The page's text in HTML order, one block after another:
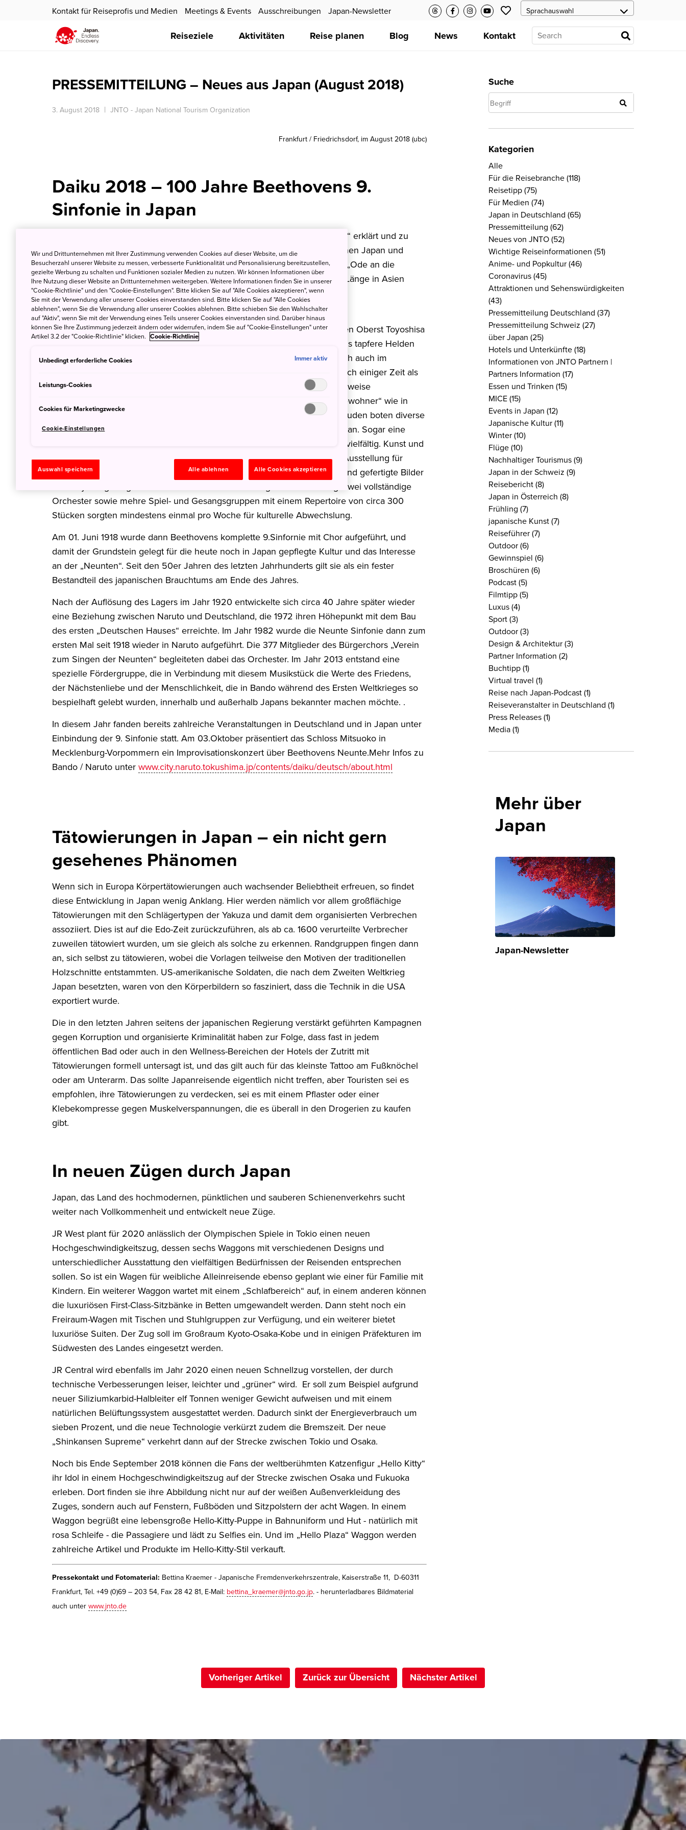
Kontakt für Reiseprofis und Medien Meetings & Events Ausschreibungen Japan-Newsletter
Reiseziele Aktivitäten Reise planen Blog News Kontakt
PRESSEMITTEILUNG – Neues aus Japan (August 2018)
3. August 2018 JNTO - Japan National Tourism Organization
Frankfurt / Friedrichsdorf, im August 2018 (ubc)
Daiku 2018 – 100 Jahre Beethovens 9.
Sinfonie in Japan
Das japanische Außenministerium hat das laufende Jahr zum „Daiku 2018“ erklärt und zu
einem Jahr des bilaterale Austauschs mittels der „Neunten“ (Daiku) zwischen Japan und
Deutschland bestimmt. Damit wird an die Erstaufführung von Beethovens „Ode an die
Freude“ im Jahr 1918 erinnert, als diese Sinfonie zum ersten Mal in voller Länge in Asien
gespielt wurde, und zwar von deutschen Insassen in einem japanischen
Kriegsgefangenenlager.
Das Lager Bando in Naruto stand unter der Leitung des außergewöhnlichen Oberst Toyoshisa
Matsue, der den Gefangenen mit großem Respekt begegnete, da er sie als tapfere Helden
im Kampf für ihr Heimatland betrachtete. Matsues Einstellung spiegelte sich auch im
Verhalten der einheimischen Bevölkerung wider, die die Lagerinsassen nach einiger Zeit als
die „Herren Deutschen“ titulierten, die den japanischen Kindern sogar teilweise
Deutschunterricht erteilten. In Bando lebten die circa 1.000 deutschen „Bewohner“ wie in
einer eigenen Gemeinde. In einem kleinen Geschäftsviertel mit circa 80 Buden boten diverse
Handwerksbetriebe sowie eine Konditorei und Schlachterei ihre Produkte an. Sogar eine
Lagerzeitung erschien jeden Sonntag, und das Sportangebot war äußerst vielfältig. Kunst und
Kultur spielten ebenfalls eine wichtige Rolle. So fand beispielsweise eine Ausstellung für
Bildkunst und Handwerk statt, in der insgesamt über 550 selbst gemalte und gefertigte Bilder
und Objekte gezeigt wurden. Und die Musik war von großer Bedeutung: zwei vollständige
Orchester sowie mehre Spiel- und Gesangsgruppen mit einem Repertoire von circa 300
Stücken sorgten mindestens einmal pro Woche für kulturelle Abwechslung.
Am 01. Juni 1918 wurde dann Beethovens komplette 9.Sinfornie mit Chor aufgeführt, und
damit der Grundstein gelegt für die heute noch in Japan gepflegte Kultur und das Interesse
an der „Neunten“. Seit den 50er Jahren des letzten Jahrhunderts gilt sie als ein fester
Bestandteil des japanischen Brauchtums am Ende des Jahres.
Nach der Auflösung des Lagers im Jahr 1920 entwickelte sich circa 40 Jahre später wieder
eine Beziehung zwischen Naruto und Deutschland, die 1972 ihren Höhepunkt mit dem Bau
des ersten „Deutschen Hauses“ erreichte. Im Jahr 1982 wurde die Neunte Sinfonie dann zum
ersten Mal seit 1918 wieder in Naruto aufgeführt. Die 377 Mitglieder des Bürgerchors „Verein
zum Singen der Neunten“ begleiteten dabei das Orchester. Im Jahr 2013 entstand eine
spezielle Fördergruppe, die in Verbindung mit diesem Musikstück die Werte des Friedens,
der Nächstenliebe und der Menschlichkeit, die in Bando während des Ersten Weltkrieges so
bespielhaft gelebt wurden, innerhalb und außerhalb Japans bekannter machen möchte. .
In diesem Jahr fanden bereits zahlreiche Veranstaltungen in Deutschland und in Japan unter
Einbindung der 9. Sinfonie statt. Am 03.Oktober präsentiert das Schloss Mitsuoko in
Mecklenburg-Vorpommern ein Improvisationskonzert über Beethovens Neunte.Mehr Infos zu
Bando / Naruto unter www.city.naruto.tokushima.jp/contents/daiku/deutsch/about.html
Tätowierungen in Japan – ein nicht gern
gesehenes Phänomen
Wenn sich in Europa Körpertätowierungen auch wachsender Beliebtheit erfreuen, so findet
diese Entwicklung in Japan wenig Anklang. Hier werden nämlich vor allem großflächige
Tätowierungen mit den Schlägertypen der Yakuza und damit dem organisierten Verbrechen
assoziiert. Dies ist auf die Edo-Zeit zurückzuführen, als ab ca. 1600 verurteilte Verbrecher
zuweilen tätowiert wurden, um sie gleich als solche zu erkennen. Randgruppen fingen dann
an, sich selbst zu tätowieren, wobei die Vorlagen teilweise den Motiven der traditionellen
Holzschnitte entstammten. US-amerikanische Soldaten, die nach dem Zweiten Weltkrieg
Japan besetzten, waren von den Körperbildern so fasziniert, dass die Technik in die USA
exportiert wurde.
Die in den letzten Jahren seitens der japanischen Regierung verstärkt geführten Kampagnen
gegen Korruption und organisierte Kriminalität haben zur Folge, dass fast in jedem
öffentlichen Bad oder auch in den Wellness-Bereichen der Hotels der Zutritt mit
Tätowierungen formell untersagt ist, und das gilt auch für das kleinste Tattoo am Fußknöchel
oder am Unterarm. Das sollte Japanreisende eigentlich nicht treffen, aber Touristen sei es
empfohlen, ihre Tätowierungen zu verdecken, sei es mit einem Pflaster oder einer
Klebekompresse gegen Muskelverspannungen, die es überall in den Drogerien zu kaufen
gibt.
In neuen Zügen durch Japan
Japan, das Land des hochmodernen, pünktlichen und sauberen Schienenverkehrs sucht
weiter nach Vollkommenheit und entwickelt neue Züge.
JR West plant für 2020 anlässlich der Olympischen Spiele in Tokio einen neuen
Hochgeschwindigkeitszug, dessen sechs Waggons mit verschiedenen Designs und
unterschiedlicher Ausstattung den vielfältigen Bedürfnissen der Reisenden entsprechen
sollen. So ist ein Wagen für weibliche Alleinreisende ebenso geplant wie einer für Familie mit
Kindern. Ein weiterer Waggon wartet mit einem „Schlafbereich“ auf, in einem anderen können
die luxuriösen First-Class-Sitzbänke in Betten umgewandelt werden. Dann steht noch ein
Freiraum-Wagen mit Tischen und Stuhlgruppen zur Verfügung, und ein weiterer bietet
luxuriöse Suiten. Der Zug soll im Großraum Kyoto-Osaka-Kobe und in einigen Präfekturen im
Südwesten des Landes eingesetzt werden.
JR Central wird ebenfalls im Jahr 2020 einen neuen Schnellzug vorstellen, der durch
technische Verbesserungen leiser, leichter und „grüner“ wird. Er soll zum Beispiel aufgrund
neuer Siliziumkarbid-Halbleiter elf Tonnen weniger Gewicht aufweisen und mit einem
natürlichen Belüftungssystem ausgestattet werden. Dadurch sinkt der Energieverbrauch um
sieben Prozent, und die neue Technologie verkürzt zudem die Bremszeit. Der neue
„Shinkansen Supreme“ verkehrt dann auf der Strecke zwischen Tokio und Osaka.
Noch bis Ende September 2018 können die Fans der weltberühmten Katzenfigur „Hello Kitty“
ihr Idol in einem Hochgeschwindigkeitszug auf der Strecke zwischen Osaka und Fukuoka
erleben. Dort finden sie ihre Abbildung nicht nur auf der weißen Außenverkleidung des
Zuges, sondern auch auf Fenstern, Fußböden und Sitzpolstern der acht Wagen. In einem
Waggon begrüßt eine lebensgroße Hello-Kitty-Puppe in Bahnuniform und Hut - natürlich mit
rosa Schleife - die Passagiere und lädt zu Selfies ein. Und im „Hello Plaza“ Waggon werden
zahlreiche Artikel und Produkte im Hello-Kitty-Stil verkauft.
Pressekontakt und Fotomaterial: Bettina Kraemer - Japanische Fremdenverkehrszentrale, Kaiserstraße 11, D-60311
Frankfurt, Tel. +49 (0)69 – 203 54, Fax 28 42 81, E-Mail: bettina_kraemer@jnto.go.jp. - herunterladbares Bildmaterial
auch unter www.jnto.de
Suche
Kategorien
Alle
Für die Reisebranche (118)
Reisetipp (75)
Für Medien (74)
Japan in Deutschland (65)
Pressemitteilung (62)
Neues von JNTO (52)
Wichtige Reiseinformationen (51)
Anime- und Popkultur (46)
Coronavirus (45)
Attraktionen und Sehenswürdigkeiten
(43)
Pressemitteilung Deutschland (37)
Pressemitteilung Schweiz (27)
über Japan (25)
Hotels und Unterkünfte (18)
Informationen von JNTO Partnern |
Partners Information (17)
Essen und Trinken (15)
MICE (15)
Events in Japan (12)
Japanische Kultur (11)
Winter (10)
Flüge (10)
Nachhaltiger Tourismus (9)
Japan in der Schweiz (9)
Reisebericht (8)
Japan in Österreich (8)
Frühling (7)
japanische Kunst (7)
Reiseführer (7)
Outdoor (6)
Gewinnspiel (6)
Broschüren (6)
Podcast (5)
Filmtipp (5)
Luxus (4)
Sport (3)
Outdoor (3)
Design & Architektur (3)
Partner Information (2)
Buchtipp (1)
Virtual travel (1)
Reise nach Japan-Podcast (1)
Reiseveranstalter in Deutschland (1)
Press Releases (1)
Media (1)
Mehr über
Japan
Japan-Newsletter
Vorheriger Artikel Zurück zur Übersicht Nächster Artikel
Wir und Drittunternehmen mit Ihrer Zustimmung verwenden Cookies auf dieser Website, um die
Besucherzahl unserer Website zu messen, verbesserte Funktionalität und Personalisierung bereitzustellen,
gezielte Werbung zu schalten und Funktionen sozialer Medien zu nutzen. Wir können Informationen über
Ihre Nutzung dieser Website an Drittunternehmen weitergeben. Weitere Informationen finden Sie in unserer
"Cookie-Richtlinie" und den "Cookie-Einstellungen". Bitte klicken Sie auf "Alle Cookies akzeptieren", wenn
Sie mit der Verwendung aller unserer Cookies einverstanden sind. Bitte klicken Sie auf "Alle Cookies
ablehnen", wenn Sie die Verwendung aller unserer Cookies ablehnen. Bitte schieben Sie den Wahlschalter
auf "Aktiv", wenn Sie mit der Verwendung eines Teils unserer Cookies einverstanden sind. Darüber hinaus
können Sie Ihre Zustimmung jederzeit ändern oder widerrufen, indem Sie auf "Cookie-Einstellungen" unter
Artikel 3.2 der "Cookie-Richtlinie" klicken. Cookie-Richtlinie
Unbedingt erforderliche Cookies Immer aktiv
Leistungs-Cookies
Cookies für Marketingzwecke
Cookie-Einstellungen
Auswahl speichern Alle ablehnen Alle Cookies akzeptieren